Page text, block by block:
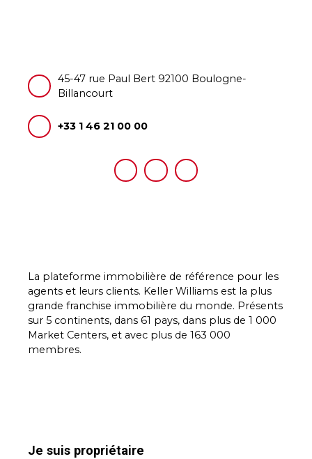
45-47 rue Paul Bert 92100 Boulogne-
Billancourt
+33 1 46 21 00 00
La plateforme immobilière de référence pour les
agents et leurs clients. Keller Williams est la plus
grande franchise immobilière du monde. Présents
sur 5 continents, dans 61 pays, dans plus de 1 000
Market Centers, et avec plus de 163 000
membres.
Je suis propriétaire